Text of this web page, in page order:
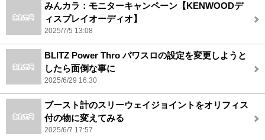
みんカラ：モニターキャンペーン【KENWOODデ
ィスプレイオーディオ】
2025/7/5 13:08
BLITZ Power Thro パワスロの設定を変更しようと
したら面倒な事に
2025/6/29 16:30
ブースト計のスリーウェイジョイントをオリフィス
付の物に変えてみる
2025/6/7 17:57